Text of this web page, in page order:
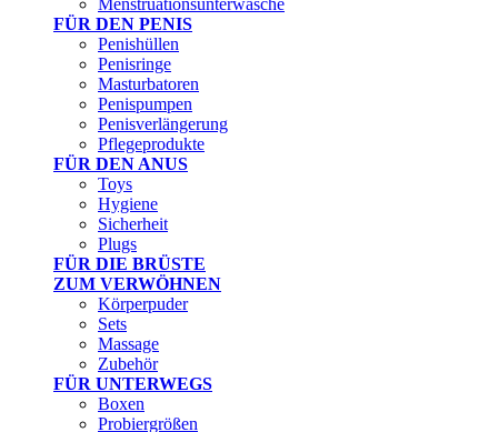
Menstruationsunterwäsche
FÜR DEN PENIS
Penishüllen
Penisringe
Masturbatoren
Penispumpen
Penisverlängerung
Pflegeprodukte
FÜR DEN ANUS
Toys
Hygiene
Sicherheit
Plugs
FÜR DIE BRÜSTE
ZUM VERWÖHNEN
Körperpuder
Sets
Massage
Zubehör
FÜR UNTERWEGS
Boxen
Probiergrößen